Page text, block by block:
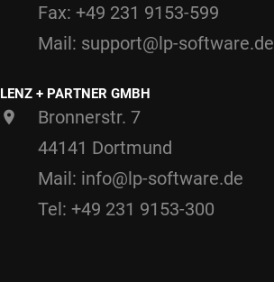
Fax: +49 231 9153-599
Mail: support@lp-software.de
LENZ + PARTNER GMBH
Bronnerstr. 7
44141 Dortmund
Mail: info@lp-software.de
Tel: +49 231 9153-300